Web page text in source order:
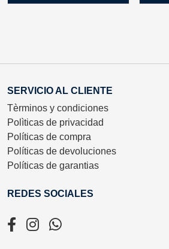
SERVICIO AL CLIENTE
Tèrminos y condiciones
Polìticas de privacidad
Políticas de compra
Políticas de devoluciones
Políticas de garantias
REDES SOCIALES